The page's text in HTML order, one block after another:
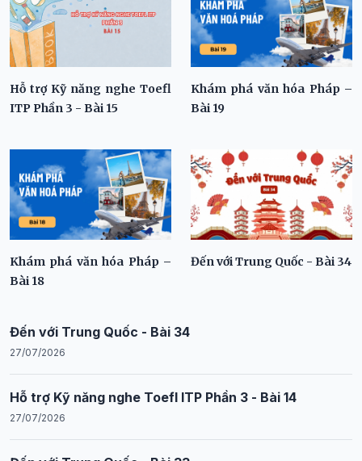
Hỗ trợ Kỹ năng nghe Toefl
ITP Phần 3 - Bài 15
Khám phá văn hóa Pháp –
Bài 19
Khám phá văn hóa Pháp –
Bài 18
Đến với Trung Quốc - Bài 34
Đến với Trung Quốc - Bài 34
27/07/2026
Hỗ trợ Kỹ năng nghe Toefl ITP Phần 3 - Bài 14
27/07/2026